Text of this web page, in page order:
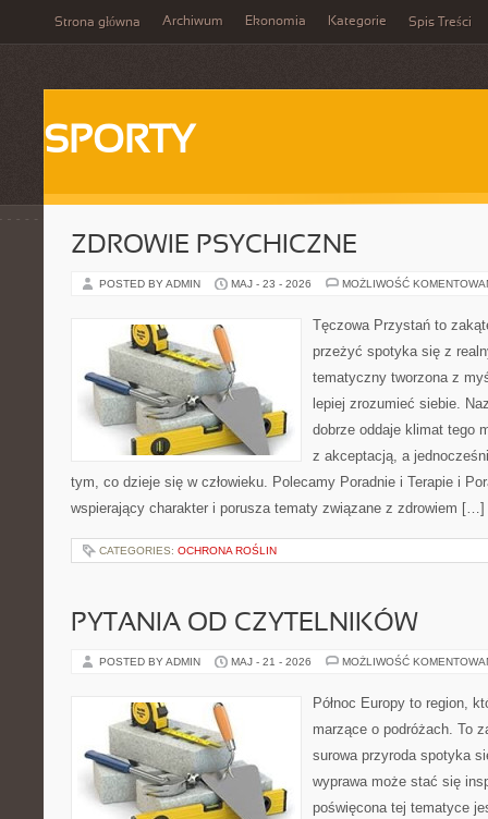
Strona główna Archiwum Ekonomia Kategorie Spis Treści
SPORTY
ZDROWIE PSYCHICZNE
POSTED BY ADMIN MAJ - 23 - 2026 MOŻLIWOŚĆ
Tęczowa Przystań to
przeżyć spotyka się z
tematyczny tworzona z
lepiej zrozumieć siebie.
dobrze oddaje klimat tego
z akceptacją, a
tym, co dzieje się w człowieku. Polecamy Poradnie i Terapie i
wspierający charakter i porusza tematy związane z zdrowiem […]
CATEGORIES: OCHRONA ROŚLIN
PYTANIA OD CZYTELNIKÓW
POSTED BY ADMIN MAJ - 21 - 2026 MOŻLIWOŚĆ
Północ Europy to region,
marzące o podróżach. To
surowa przyroda spotyka
wyprawa może stać się
poświęcona tej tematyce